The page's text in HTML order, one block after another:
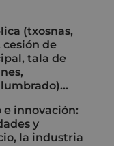
(txosnas,
de
tala de
e innovación:
y
la industria